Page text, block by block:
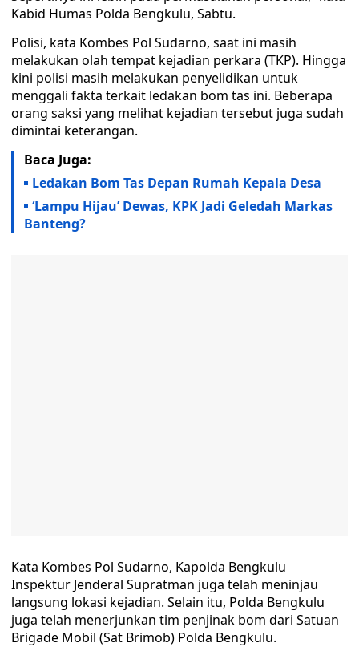
Kabid Humas Polda Bengkulu, Sabtu.
Polisi, kata Kombes Pol Sudarno, saat ini masih
melakukan olah tempat kejadian perkara (TKP). Hingga
kini polisi masih melakukan penyelidikan untuk
menggali fakta terkait ledakan bom tas ini. Beberapa
orang saksi yang melihat kejadian tersebut juga sudah
dimintai keterangan.
Baca Juga:
Ledakan Bom Tas Depan Rumah Kepala Desa
‘Lampu Hijau’ Dewas, KPK Jadi Geledah Markas
Banteng?
Kata Kombes Pol Sudarno, Kapolda Bengkulu
Inspektur Jenderal Supratman juga telah meninjau
langsung lokasi kejadian. Selain itu, Polda Bengkulu
juga telah menerjunkan tim penjinak bom dari Satuan
Brigade Mobil (Sat Brimob) Polda Bengkulu.